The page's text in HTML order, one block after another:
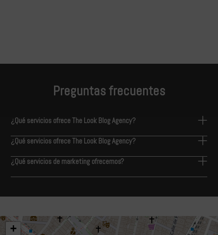
Preguntas frecuentes
¿Qué servicios ofrece The Look Blog Agency?
¿Qué servicios ofrece The Look Blog Agency?
¿Qué servicios de marketing ofrecemos?
+